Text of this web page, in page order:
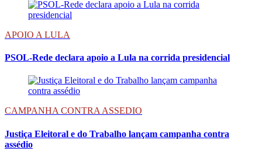
APOIO A LULA
PSOL-Rede declara apoio a Lula na corrida presidencial
CAMPANHA CONTRA ASSEDIO
Justiça Eleitoral e do Trabalho lançam campanha contra
assédio